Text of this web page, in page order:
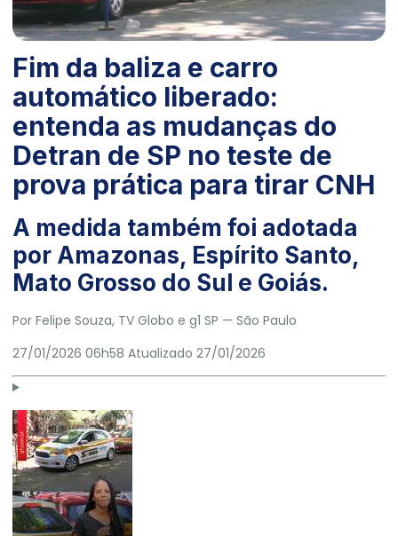
Fim da baliza e carro
automático liberado:
entenda as mudanças do
Detran de SP no teste de
prova prática para tirar CNH
A medida também foi adotada
por Amazonas, Espírito Santo,
Mato Grosso do Sul e Goiás.
Por Felipe Souza, TV Globo e g1 SP — São Paulo
27/01/2026 06h58 Atualizado 27/01/2026